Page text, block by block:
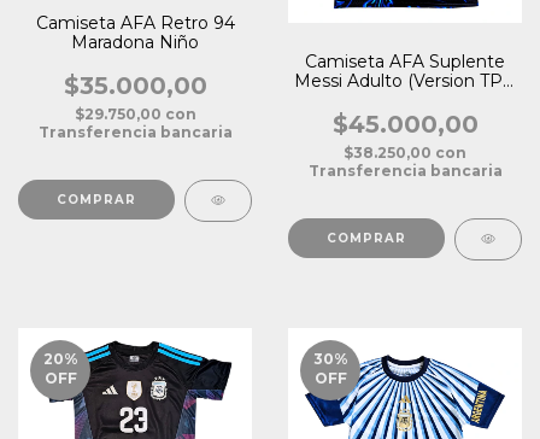
Camiseta AFA Retro 94
Maradona Niño
$35.000,00
$29.750,00 con
Transferencia bancaria
COMPRAR
Camiseta AFA Suplente
Messi Adulto (Version TPU
$45.000,00
$38.250,00 con
Transferencia bancaria
COMPRAR
20%
OFF
30%
OFF